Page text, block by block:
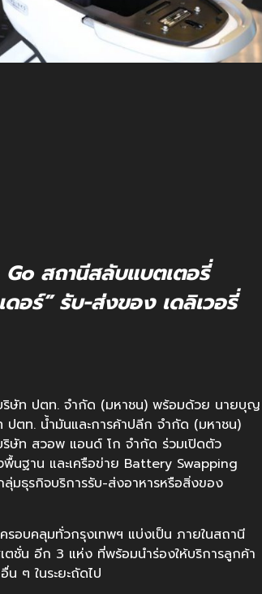
สถานีสลับแบตเตอรี่
อร์” รับ-ส่งของ เดลิเวอรี่
ริษัท ปตท. จำกัด (มหาชน) พร้อมด้วย นายบุญ
ตท. น้ำมันและการค้าปลีก จำกัด (มหาชน)
ษัท สวอพ แอนด์ โก จำกัด ร่วมเปิดตัว
นฐาน และเครือข่าย Battery Swapping
ลุ่มธุรกิจบริการรับ-ส่งอาหารหรือสิ่งของ
รอบคลุมทั่วกรุงเทพฯ แบ่งเป็น ภายในสถานี
ชั่น อีก 3 แห่ง ที่พร้อมนำร่องให้บริการลูกค้า
ๆ ในระยะถัดไป